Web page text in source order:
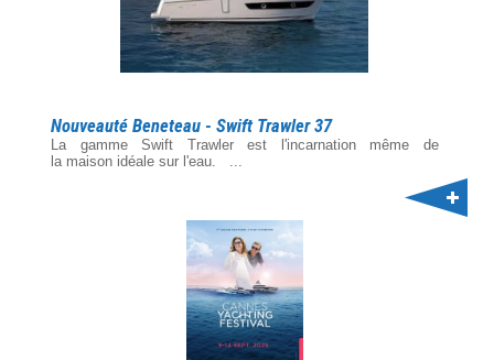
Nouveauté Beneteau - Swift Trawler 37
La gamme Swift Trawler est l'incarnation même de
la maison idéale sur l'eau. ...